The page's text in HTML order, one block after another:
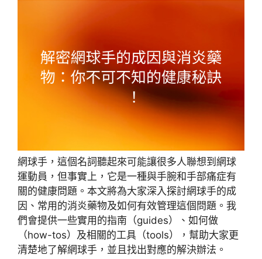
網球手，這個名詞聽起來可能讓很多人聯想到網球
運動員，但事實上，它是一種與手腕和手部痛症有
關的健康問題。本文將為大家深入探討網球手的成
因、常用的消炎藥物及如何有效管理這個問題。我
們會提供一些實用的指南（guides）、如何做
（how-tos）及相關的工具（tools），幫助大家更
清楚地了解網球手，並且找出對應的解決辦法。